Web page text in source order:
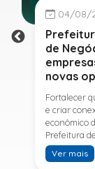
04/08/
de
novas
Fortalecer
e criar
econômico
Prefeitura
Municipal
promove na
Ver mais